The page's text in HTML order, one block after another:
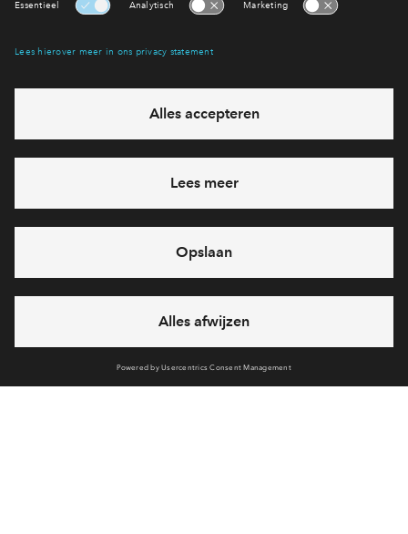
Interesse? Meld je dan snel aan
Hiermee blijf je op de hoogte van het belangrijkste nieuws en
Ja, ik wil mij aanmelden
Heb je een vraag en wil je direct antwoord? Bel ons op
712 26 76
feestdagen)
vandaag gesloten, vrijdag zijn we vanaf
09:00 uur weer
bereikbaar